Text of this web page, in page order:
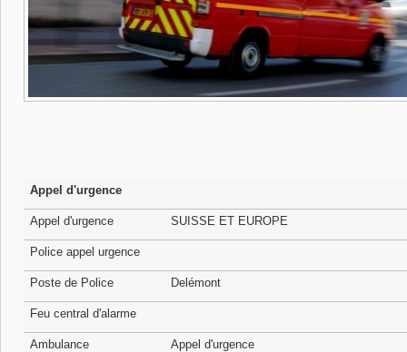
Appel d'urgence
Appel d'urgence SUISSE ET EUROPE
Police appel urgence
Poste de Police Delémont
Feu central d'alarme
Ambulance Appel d'urgence